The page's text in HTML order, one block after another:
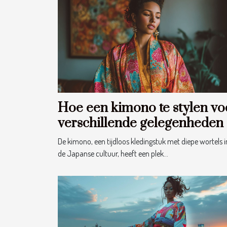
Hoe een kimono te stylen
verschillende gelegenheden
De kimono, een tijdloos kledingstuk met diepe wortels
de Japanse cultuur, heeft een plek...